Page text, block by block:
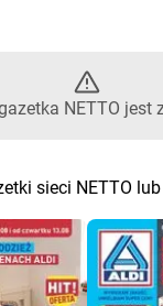
NETTO jest
sieci NETTO